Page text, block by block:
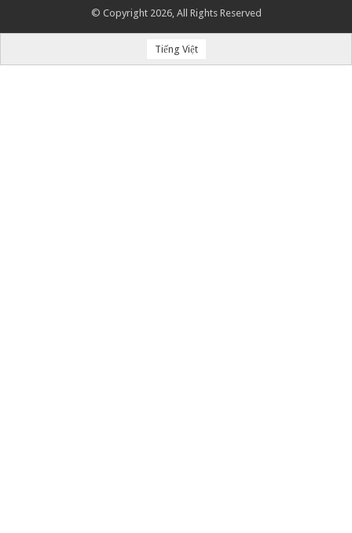
© Copyright 2026, All Rights Reserved
Tiếng Việt